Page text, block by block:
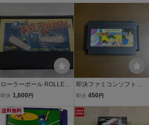
ローラーボール ROLLER
BALL FC ファミコン ファ
ムソフト 箱・説明書無し
動作確認済み
即決 1,600 円
即決ファミコンソフト
ドラゴンボールZ2 激神フ
2 激神フリーザ
即決 450 円
送料無料